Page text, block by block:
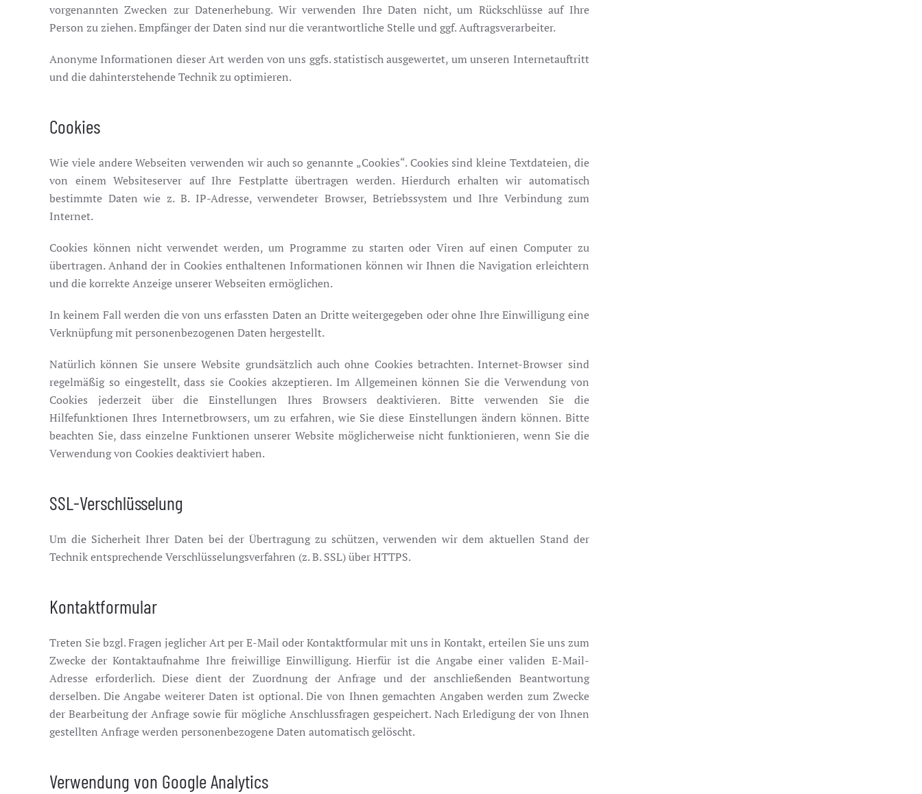
vorgenannten Zwecken zur Datenerhebung. Wir verwenden Ihre Daten nicht, um Rückschlüsse auf Ihre
Person zu ziehen. Empfänger der Daten sind nur die verantwortliche Stelle und ggf. Auftragsverarbeiter.
Anonyme Informationen dieser Art werden von uns ggfs. statistisch ausgewertet, um unseren Internetauftritt
und die dahinterstehende Technik zu optimieren.
Cookies
Wie viele andere Webseiten verwenden wir auch so genannte „Cookies“. Cookies sind kleine Textdateien, die
von einem Websiteserver auf Ihre Festplatte übertragen werden. Hierdurch erhalten wir automatisch
bestimmte Daten wie z. B. IP-Adresse, verwendeter Browser, Betriebssystem und Ihre Verbindung zum
Internet.
Cookies können nicht verwendet werden, um Programme zu starten oder Viren auf einen Computer zu
übertragen. Anhand der in Cookies enthaltenen Informationen können wir Ihnen die Navigation erleichtern
und die korrekte Anzeige unserer Webseiten ermöglichen.
In keinem Fall werden die von uns erfassten Daten an Dritte weitergegeben oder ohne Ihre Einwilligung eine
Verknüpfung mit personenbezogenen Daten hergestellt.
Natürlich können Sie unsere Website grundsätzlich auch ohne Cookies betrachten. Internet-Browser sind
regelmäßig so eingestellt, dass sie Cookies akzeptieren. Im Allgemeinen können Sie die Verwendung von
Cookies jederzeit über die Einstellungen Ihres Browsers deaktivieren. Bitte verwenden Sie die
Hilfefunktionen Ihres Internetbrowsers, um zu erfahren, wie Sie diese Einstellungen ändern können. Bitte
beachten Sie, dass einzelne Funktionen unserer Website möglicherweise nicht funktionieren, wenn Sie die
Verwendung von Cookies deaktiviert haben.
SSL-Verschlüsselung
Um die Sicherheit Ihrer Daten bei der Übertragung zu schützen, verwenden wir dem aktuellen Stand der
Technik entsprechende Verschlüsselungsverfahren (z. B. SSL) über HTTPS.
Kontaktformular
Treten Sie bzgl. Fragen jeglicher Art per E-Mail oder Kontaktformular mit uns in Kontakt, erteilen Sie uns zum
Zwecke der Kontaktaufnahme Ihre freiwillige Einwilligung. Hierfür ist die Angabe einer validen E-Mail-
Adresse erforderlich. Diese dient der Zuordnung der Anfrage und der anschließenden Beantwortung
derselben. Die Angabe weiterer Daten ist optional. Die von Ihnen gemachten Angaben werden zum Zwecke
der Bearbeitung der Anfrage sowie für mögliche Anschlussfragen gespeichert. Nach Erledigung der von Ihnen
gestellten Anfrage werden personenbezogene Daten automatisch gelöscht.
Verwendung von Google Analytics